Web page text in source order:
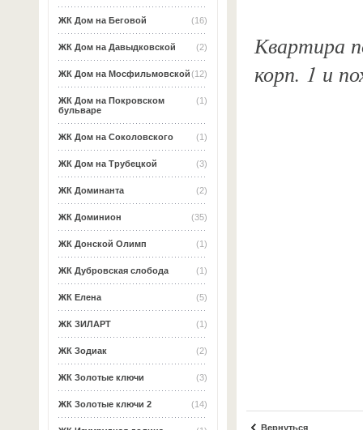
(16)
ЖК Дом на Беговой
(2)
ЖК Дом на Давыдковской
(12)
ЖК Дом на Мосфильмовской
(1)
ЖК Дом на Покровском
бульваре
(1)
ЖК Дом на Соколовского
(3)
ЖК Дом на Трубецкой
(2)
ЖК Доминанта
(35)
ЖК Доминион
(1)
ЖК Донской Олимп
(1)
ЖК Дубровская слобода
(5)
ЖК Елена
(1)
ЖК ЗИЛАРТ
(2)
ЖК Зодиак
(3)
ЖК Золотые ключи
(14)
ЖК Золотые ключи 2
Квартира
корп. 1 и
Вернуться